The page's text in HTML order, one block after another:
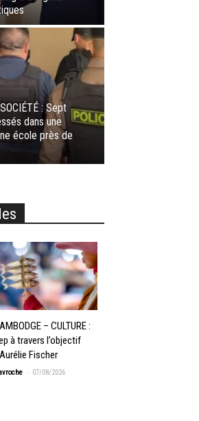
: Sept
dans une
école près de
– CULTURE :
à travers l’objectif
Fischer
- 07/08/2026